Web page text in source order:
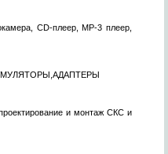
CD-плеер, MP-3 плеер,
и монтаж СКС и